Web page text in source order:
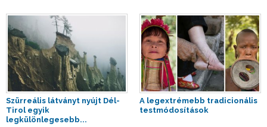
Szürreális látványt nyújt Dél-
Tirol egyik
legkülönlegesebb...
A legextrémebb tradicionális
testmódosítások